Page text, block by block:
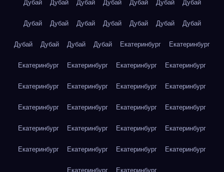
Дубай Дубай Дубай Дубай Дубай Дубай Дубай
Дубай Дубай Дубай Дубай Дубай Дубай Дубай
Дубай Дубай Дубай Дубай Екатеринбург Екатеринбург
Екатеринбург Екатеринбург Екатеринбург Екатеринбург
Екатеринбург Екатеринбург Екатеринбург Екатеринбург
Екатеринбург Екатеринбург Екатеринбург Екатеринбург
Екатеринбург Екатеринбург Екатеринбург Екатеринбург
Екатеринбург Екатеринбург Екатеринбург Екатеринбург
Екатеринбург Екатеринбург